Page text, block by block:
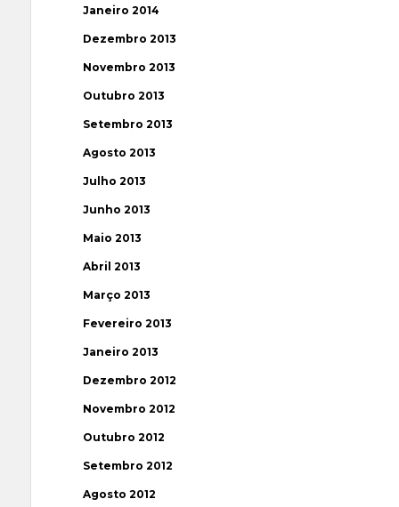
Janeiro 2014
Dezembro 2013
Novembro 2013
Outubro 2013
Setembro 2013
Agosto 2013
Julho 2013
Junho 2013
Maio 2013
Abril 2013
Março 2013
Fevereiro 2013
Janeiro 2013
Dezembro 2012
Novembro 2012
Outubro 2012
Setembro 2012
Agosto 2012